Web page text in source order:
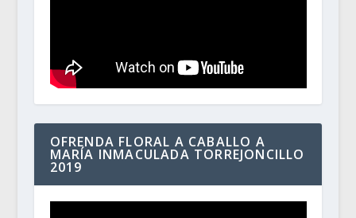
OFRENDA FLORAL A CABALLO A
MARÍA INMACULADA TORREJONCILLO
2019